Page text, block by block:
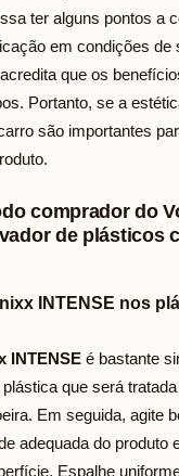
ter alguns pontos a
em condições de
que os
Portanto, se a
são importantes
comprador do
de plásticos
INTENSE nos
INTENSE é bastante
que será
Em seguida, agite
adequada do produto
Espalhe